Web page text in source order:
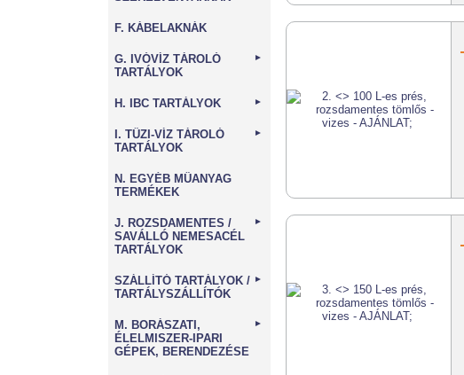
F. KÁBELAKNÁK
G. IVÓVÍZ TÁROLÓ
TARTÁLYOK
►
H. IBC TARTÁLYOK ►
I. TŰZI-VÍZ TÁROLÓ
TARTÁLYOK
►
N. EGYÉB MŰANYAG
TERMÉKEK
J. ROZSDAMENTES /
SAVÁLLÓ NEMESACÉL
TARTÁLYOK
►
SZÁLLÍTÓ TARTÁLYOK /
TARTÁLYSZÁLLÍTÓK
►
M. BORÁSZATI,
ÉLELMISZER-IPARI
GÉPEK, BERENDEZÉSE
►